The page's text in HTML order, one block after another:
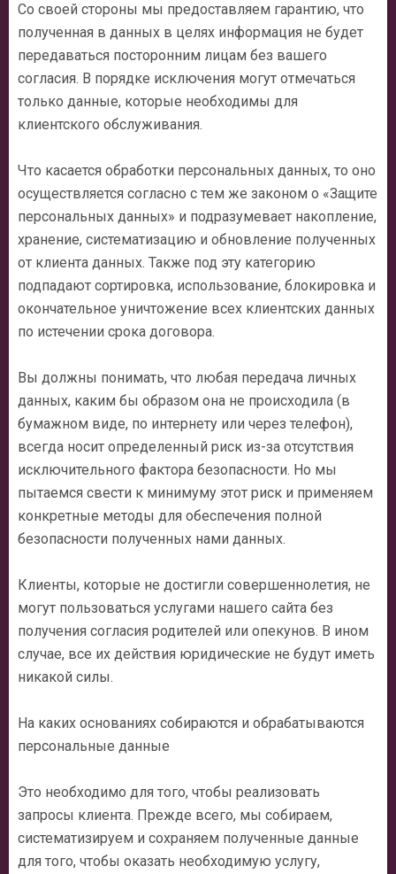
Со своей стороны мы предоставляем гарантию, что
полученная в данных в целях информация не будет
передаваться посторонним лицам без вашего
согласия. В порядке исключения могут отмечаться
только данные, которые необходимы для
клиентского обслуживания.
Что касается обработки персональных данных, то оно
осуществляется согласно с тем же законом о «Защите
персональных данных» и подразумевает накопление,
хранение, систематизацию и обновление полученных
от клиента данных. Также под эту категорию
подпадают сортировка, использование, блокировка и
окончательное уничтожение всех клиентских данных
по истечении срока договора.
Вы должны понимать, что любая передача личных
данных, каким бы образом она не происходила (в
бумажном виде, по интернету или через телефон),
всегда носит определенный риск из-за отсутствия
исключительного фактора безопасности. Но мы
пытаемся свести к минимуму этот риск и применяем
конкретные методы для обеспечения полной
безопасности полученных нами данных.
Клиенты, которые не достигли совершеннолетия, не
могут пользоваться услугами нашего сайта без
получения согласия родителей или опекунов. В ином
случае, все их действия юридические не будут иметь
никакой силы.
На каких основаниях собираются и обрабатываются
персональные данные
Это необходимо для того, чтобы реализовать
запросы клиента. Прежде всего, мы собираем,
систематизируем и сохраняем полученные данные
для того, чтобы оказать необходимую услугу,